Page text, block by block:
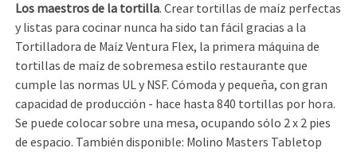
Los maestros de la tortilla. Crear tortillas de maíz perfectas
y listas para cocinar nunca ha sido tan fácil gracias a la
Tortilladora de Maíz Ventura Flex, la primera máquina de
tortillas de maíz de sobremesa estilo restaurante que
cumple las normas UL y NSF. Cómoda y pequeña, con gran
capacidad de producción - hace hasta 840 tortillas por hora.
Se puede colocar sobre una mesa, ocupando sólo 2 x 2 pies
de espacio. También disponible: Molino Masters Tabletop